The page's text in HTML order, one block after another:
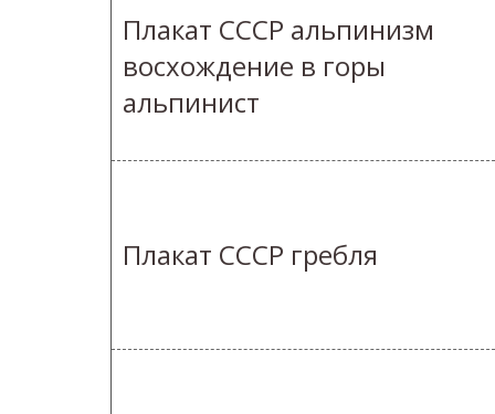
Плакат СССР альпинизм
восхождение в горы
альпинист
Плакат СССР гребля